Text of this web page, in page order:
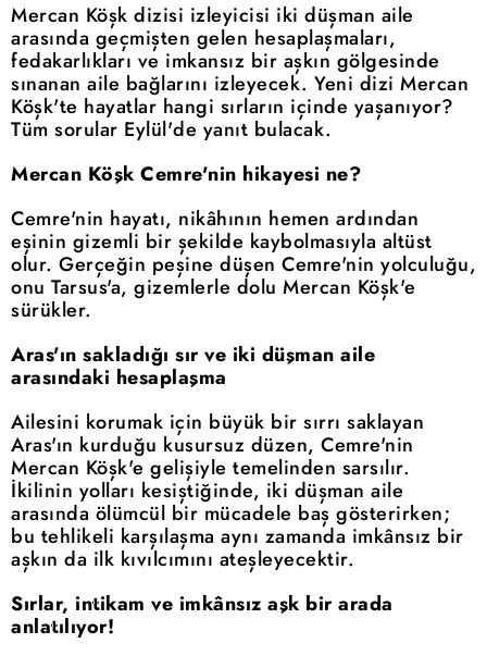
Mercan Köşk dizisi izleyicisi iki düşman aile
arasında geçmişten gelen hesaplaşmaları,
fedakarlıkları ve imkansız bir aşkın gölgesinde
sınanan aile bağlarını izleyecek. Yeni dizi Mercan
Köşk'te hayatlar hangi sırların içinde yaşanıyor?
Tüm sorular Eylül'de yanıt bulacak.
Mercan Köşk Cemre'nin hikayesi ne?
Cemre'nin hayatı, nikâhının hemen ardından
eşinin gizemli bir şekilde kaybolmasıyla altüst
olur. Gerçeğin peşine düşen Cemre'nin yolculuğu,
onu Tarsus'a, gizemlerle dolu Mercan Köşk'e
sürükler.
Aras'ın sakladığı sır ve iki düşman aile
arasındaki hesaplaşma
Ailesini korumak için büyük bir sırrı saklayan
Aras'ın kurduğu kusursuz düzen, Cemre'nin
Mercan Köşk'e gelişiyle temelinden sarsılır.
İkilinin yolları kesiştiğinde, iki düşman aile
arasında ölümcül bir mücadele baş gösterirken;
bu tehlikeli karşılaşma aynı zamanda imkânsız bir
aşkın da ilk kıvılcımını ateşleyecektir.
Sırlar, intikam ve imkânsız aşk bir arada
anlatılıyor!